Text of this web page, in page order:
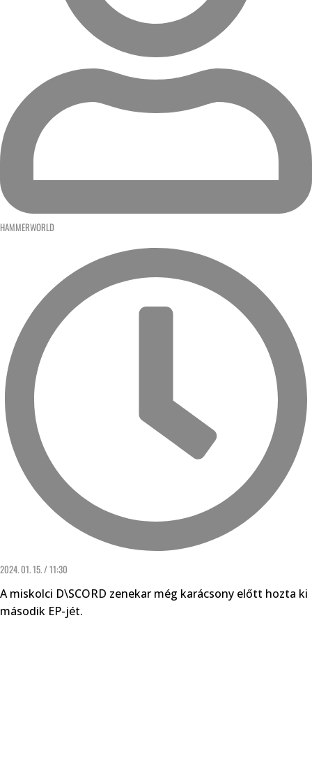
HAMMERWORLD
2024. 01. 15. / 11:30
A miskolci D\SCORD zenekar még karácsony előtt hozta ki
második EP-jét.